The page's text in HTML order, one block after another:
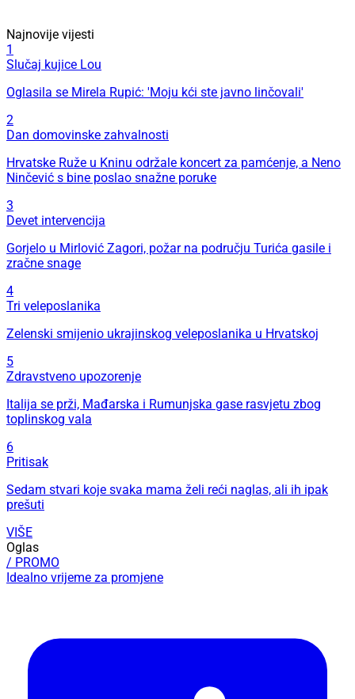
Najnovije vijesti
1
Slučaj kujice Lou
Oglasila se Mirela Rupić: 'Moju kći ste javno linčovali'
2
Dan domovinske zahvalnosti
Hrvatske Ruže u Kninu održale koncert za pamćenje, a Neno
Ninčević s bine poslao snažne poruke
3
Devet intervencija
Gorjelo u Mirlović Zagori, požar na području Turića gasile i
zračne snage
4
Tri veleposlanika
Zelenski smijenio ukrajinskog veleposlanika u Hrvatskoj
5
Zdravstveno upozorenje
Italija se prži, Mađarska i Rumunjska gase rasvjetu zbog
toplinskog vala
6
Pritisak
Sedam stvari koje svaka mama želi reći naglas, ali ih ipak
prešuti
VIŠE
Oglas
/ PROMO
Idealno vrijeme za promjene